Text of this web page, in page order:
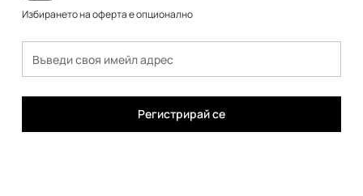
Избирането на оферта е опционално
Регистрирай се